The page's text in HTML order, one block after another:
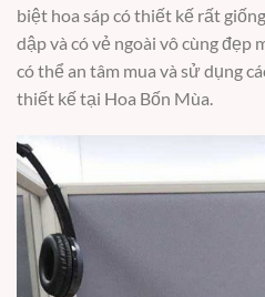
biệt hoa sáp có thiết kế rất
dập và có vẻ ngoài vô cùng đẹp
có thể an tâm mua và sử dụng
thiết kế tại Hoa Bốn Mùa.